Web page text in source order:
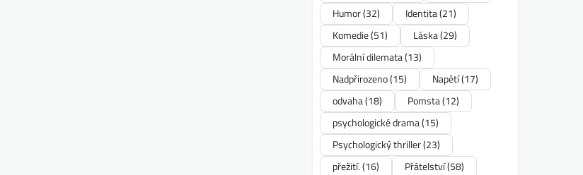
Humor(32) Identita(21)
Komedie(51) Láska(29)
Morální dilemata(13)
Nadpřirozeno(15) Napětí(17)
odvaha(18) Pomsta(12)
psychologické drama(15)
Psychologický thriller(23)
přežití.(16) Přátelství(58)